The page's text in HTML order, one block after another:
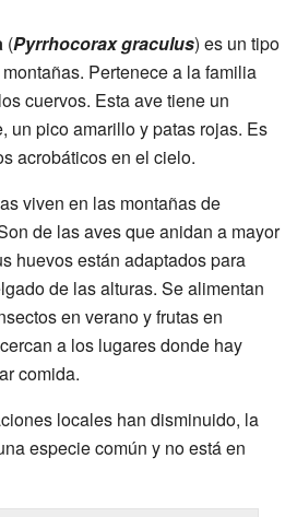
(Pyrrhocorax graculus) es un tipo
Pertenece a la familia
cuervos. Esta ave tiene un
un pico amarillo y patas rojas. Es
acrobáticos en el cielo.
viven en las montañas de
de las aves que anidan a mayor
huevos están adaptados para
de las alturas. Se alimentan
en verano y frutas en
a los lugares donde hay
comida.
locales han disminuido, la
especie común y no está en